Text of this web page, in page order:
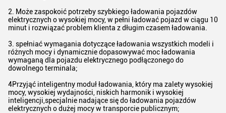
2. Może zaspokoić potrzeby szybkiego ładowania pojazdów
elektrycznych o wysokiej mocy, w pełni ładować pojazd w ciągu 10
minut i rozwiązać problem klienta z długim czasem ładowania.
3. spełniać wymagania dotyczące ładowania wszystkich modeli i
różnych mocy i dynamicznie dopasowywać moc ładowania
wymaganą dla pojazdu elektrycznego podłączonego do
dowolnego terminala;
4Przyjąć inteligentny moduł ładowania, który ma zalety wysokiej
mocy, wysokiej wydajności, niskich harmonik i wysokiej
inteligencji,specjalnie nadające się do ładowania pojazdów
elektrycznych o dużej mocy w transporcie publicznym;